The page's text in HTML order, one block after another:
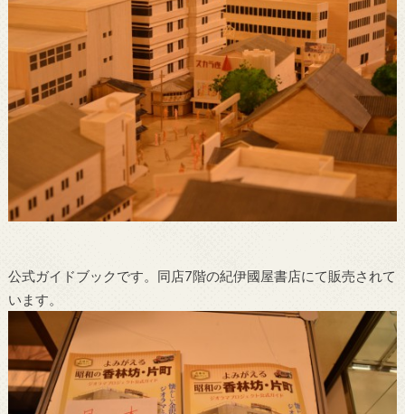
公式ガイドブックです。同店7階の紀伊國屋書店にて販売されて
います。